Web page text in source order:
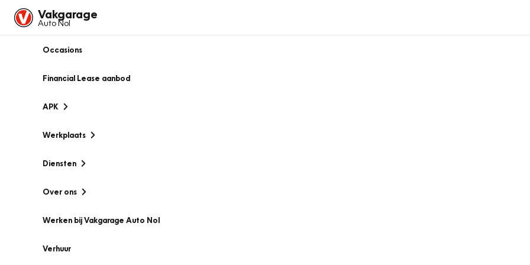
Vakgarage
Auto Nol
Occasions
Financial Lease aanbod
APK
Werkplaats
Diensten
Over ons
Werken bij Vakgarage Auto Nol
Verhuur